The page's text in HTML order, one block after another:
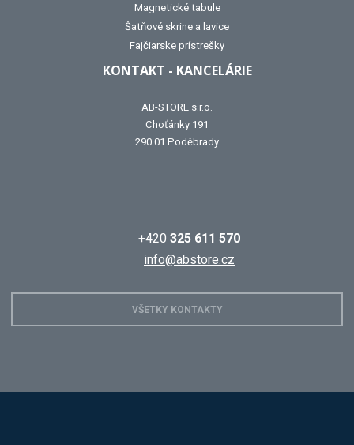
Magnetické tabule
Šatňové skrine a lavice
Fajčiarske prístrešky
KONTAKT - KANCELÁRIE
AB-STORE s.r.o.
Choťánky 191
290 01 Poděbrady
+420 325 611 570
info@abstore.cz
VŠETKY KONTAKTY